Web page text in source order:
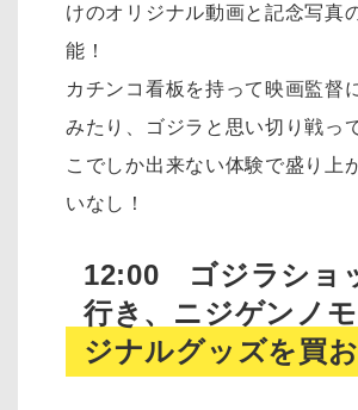
けのオリジナル動画と記念写真
能！
カチンコ看板を持って映画監督
みたり、ゴジラと思い切り戦っ
こでしか出来ない体験で盛り上
いなし！
12:00 ゴジラショ
行き、ニジゲンノ
ジナルグッズを買お